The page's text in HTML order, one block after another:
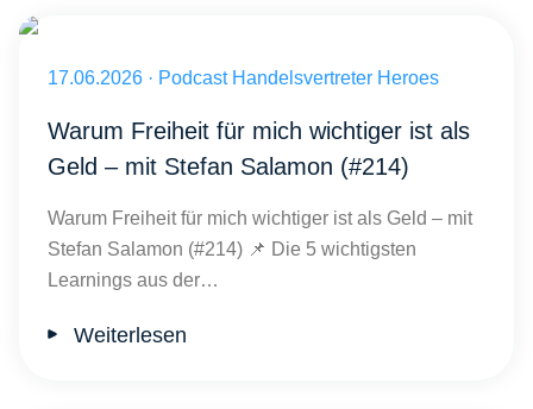
Veröffentlicht am 17.06.2026
17.06.2026 · Podcast Handelsvertreter Heroes
Warum Freiheit für mich wichtiger ist als
Geld – mit Stefan Salamon (#214)
Warum Freiheit für mich wichtiger ist als Geld – mit
Stefan Salamon (#214) 📌 Die 5 wichtigsten
Learnings aus der…
Weiterlesen